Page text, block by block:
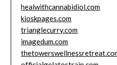
healwithcannabidiol.com
kioskpages.com
trianglecurry.com
imagedum.com